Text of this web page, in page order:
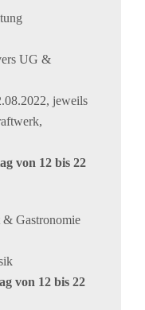
UG &
jeweils
von 12 bis 22
Gastronomie
von 12 bis 22